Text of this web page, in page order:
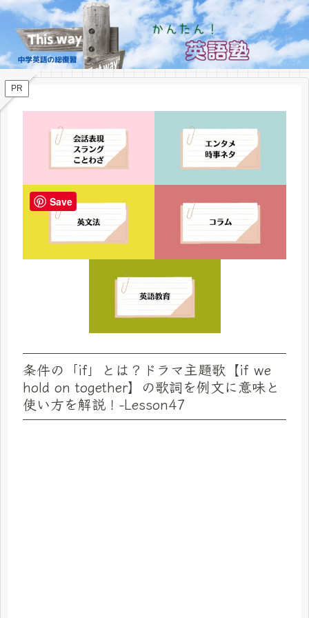
PR
条件の「if」とは？ドラマ主題歌【if we
hold on together】の歌詞を例文に意味と
使い方を解説！-Lesson47
Save